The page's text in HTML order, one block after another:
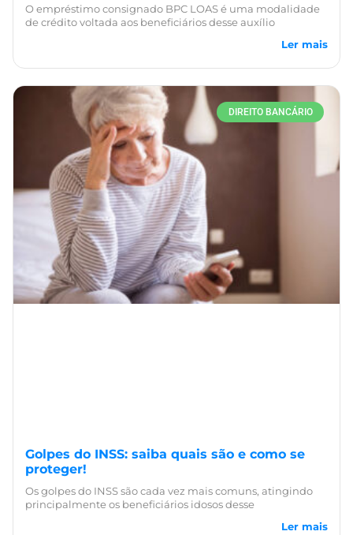
O empréstimo consignado BPC LOAS é uma modalidade
de crédito voltada aos beneficiários desse auxílio
Ler mais
DIREITO BANCÁRIO
Golpes do INSS: saiba quais são e como se
proteger!
Os golpes do INSS são cada vez mais comuns, atingindo
principalmente os beneficiários idosos desse
Ler mais